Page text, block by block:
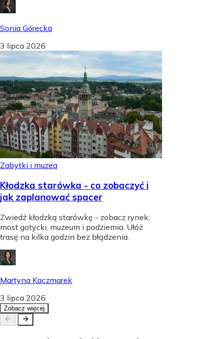
Sonia Górecka
3 lipca 2026
Zabytki i muzea
Kłodzka starówka - co zobaczyć i
jak zaplanować spacer
Zwiedź kłodzką starówkę - zobacz rynek,
most gotycki, muzeum i podziemia. Ułóż
trasę na kilka godzin bez błądzenia.
Martyna Kaczmarek
3 lipca 2026
Zobacz więcej